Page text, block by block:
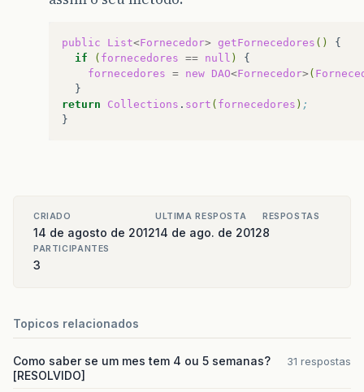
public List<Fornecedor> getFornecedores ()
{
if
( fornecedores == null )
{
fornecedores = new DAO<Fornecedor> (
}
return
Collections . sort ( fornecedores ) ;
CRIADO
14 de agosto de 2012
ULTIMA RESPOSTA
14 de ago. de 2012
RESPOSTAS
8
PARTICIPANTES
3
Topicos relacionados
Como saber se um mes tem 4 ou 5 semanas?
[RESOLVIDO]
31 respostas